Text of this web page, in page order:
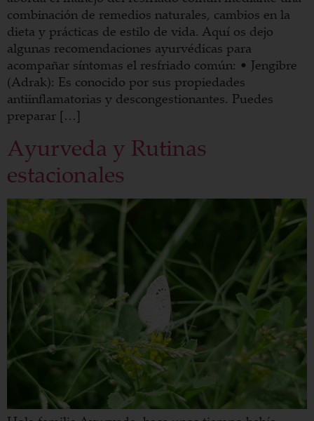
combinación de remedios naturales, cambios en la
dieta y prácticas de estilo de vida. Aquí os dejo
algunas recomendaciones ayurvédicas para
acompañar síntomas el resfriado común: • Jengibre
(Adrak): Es conocido por sus propiedades
antiinflamatorias y descongestionantes. Puedes
preparar […]
Ayurveda y Rutinas
estacionales